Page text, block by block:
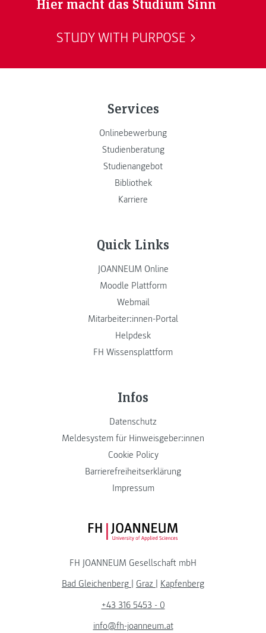
STUDY WITH PURPOSE
Services
Onlinebewerbung
Studienberatung
Studienangebot
Bibliothek
Karriere
Quick Links
JOANNEUM Online
Moodle Plattform
Webmail
Mitarbeiter:innen-Portal
Helpdesk
FH Wissensplattform
Infos
Datenschutz
Meldesystem für Hinweisgeber:innen
Cookie Policy
Barrierefreiheitserklärung
Impressum
FH JOANNEUM Logo
FH JOANNEUM Gesellschaft mbH
Bad Gleichenberg
Graz
Kapfenberg
+43 316 5453 - 0
info@fh-joanneum.at